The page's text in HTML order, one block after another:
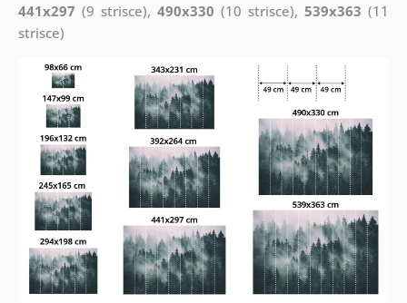
441x297 (9 strisce), 490x330 (10 strisce),539x363 (11
strisce)